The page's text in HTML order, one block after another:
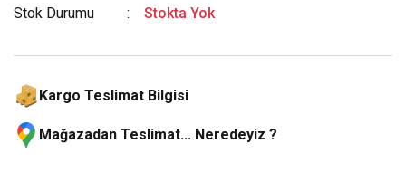
Stok Durumu
Stokta Yok
Kargo Teslimat Bilgisi
Mağazadan Teslimat... Neredeyiz ?